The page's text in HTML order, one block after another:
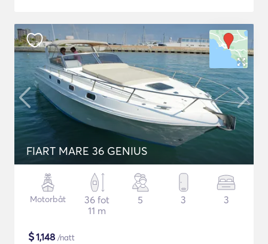
FIART MARE 36 GENIUS
Motorbåt
36 fot
11 m
5 3 3
$1,148 /natt